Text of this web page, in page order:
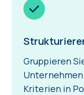
Gruppieren
Kriterien in